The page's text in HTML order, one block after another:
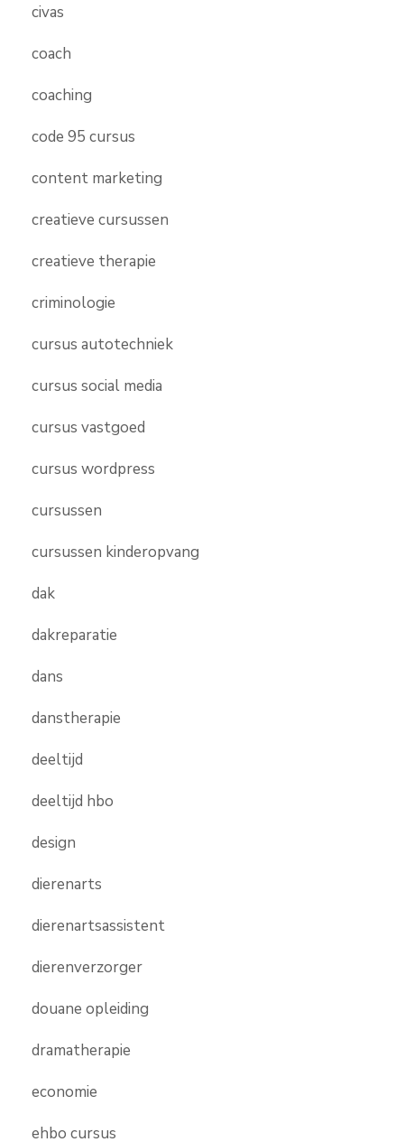
civas
coach
coaching
code 95 cursus
content marketing
creatieve cursussen
creatieve therapie
criminologie
cursus autotechniek
cursus social media
cursus vastgoed
cursus wordpress
cursussen
cursussen kinderopvang
dak
dakreparatie
dans
danstherapie
deeltijd
deeltijd hbo
design
dierenarts
dierenartsassistent
dierenverzorger
douane opleiding
dramatherapie
economie
ehbo cursus